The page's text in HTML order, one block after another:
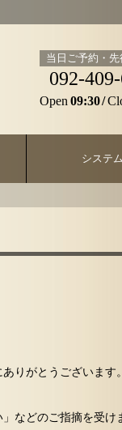
当日ご予約・先
092-
Open 09:30
システム
りがとうございます。
などのご指摘を受